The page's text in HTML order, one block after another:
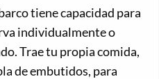
tiene capacidad para
individualmente o
Trae tu propia comida,
de embutidos, para